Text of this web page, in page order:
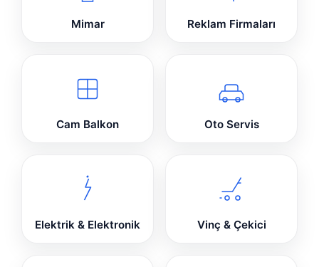
Mimar Reklam Firmaları
Cam Balkon Oto Servis
Elektrik & Elektronik Vinç & Çekici